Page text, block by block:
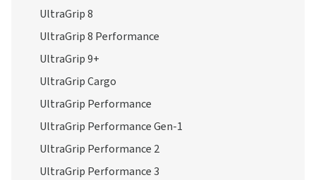
UltraGrip 8
UltraGrip 8 Performance
UltraGrip 9+
UltraGrip Cargo
UltraGrip Performance
UltraGrip Performance Gen-1
UltraGrip Performance 2
UltraGrip Performance 3